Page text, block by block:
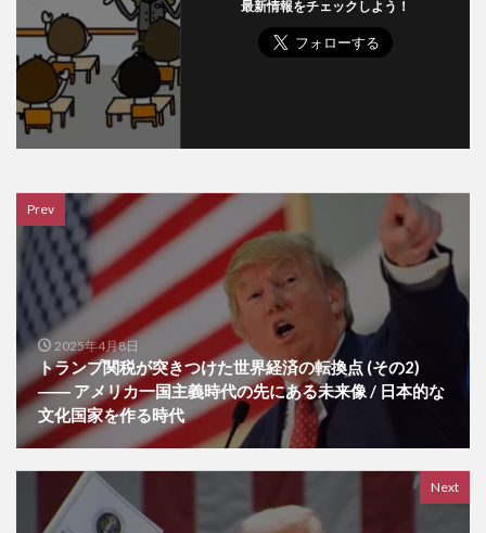
最新情報をチェックしよう！
Prev
2025年4月8日
トランプ関税が突きつけた世界経済の転換点 (その2)
―― アメリカ一国主義時代の先にある未来像 / 日本的な
文化国家を作る時代
Next